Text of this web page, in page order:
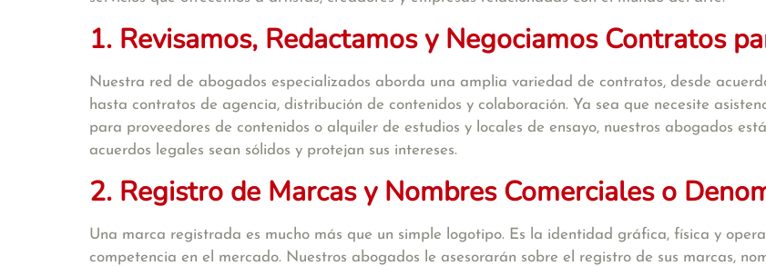
1. Revisamos, Redactamos y Negociamos Contratos
Nuestra red de abogados especializados aborda una amplia variedad de contratos, desde
hasta contratos de agencia, distribución de contenidos y colaboración. Ya sea que necesite
para proveedores de contenidos o alquiler de estudios y locales de ensayo, nuestros abogados
acuerdos legales sean sólidos y protejan sus intereses.
2. Registro de Marcas y Nombres Comerciales o
Una marca registrada es mucho más que un simple logotipo. Es la identidad gráfica, física y
competencia en el mercado. Nuestros abogados le asesorarán sobre el registro de sus marcas,